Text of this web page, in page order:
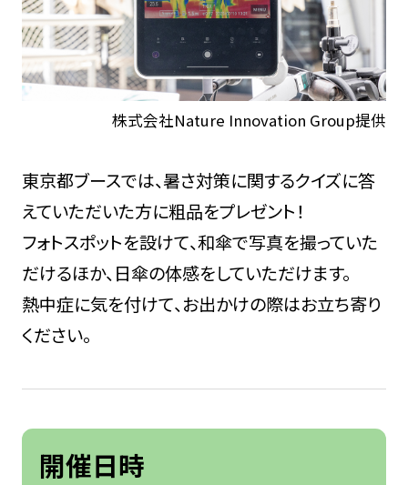
株式会社Nature Innovation Group提供
東京都ブースでは、暑さ対策に関するクイズに答
えていただいた方に粗品をプレゼント！
フォトスポットを設けて、和傘で写真を撮っていた
だけるほか、日傘の体感をしていただけます。
熱中症に気を付けて、お出かけの際はお立ち寄り
ください。
開催日時